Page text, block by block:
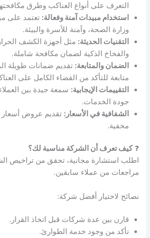
التعرف على أنواع العناكب وطرق
استخدام مبيدات آمنة وفعالة: تعتمد على
وزارة الصحة، وآمنة للأسرة والبيئة.
التقنيات الحديثة: مثل أجهزة الكشف
والفخاخ الذكية لضمان مكافحة شاملة.
الضمان والمتابعة: تقديم ضمانات طويلة
متابعة للتأكد من القضاء الكامل على
التقييمات الإيجابية: سمعة جيدة بين
جودة الخدمات.
الشفافية في الأسعار: تقديم عروض
مخفية.
❓كيف تعرف أن الشركة مناسبة لك؟
اطلب استشارة مجانية، تحقق من تراخيص
مراجعات من عملاء سابقين.
نصائح لاختيار أفضل شركة:
قارن بين عدة شركات قبل اتخاذ القرار.
تأكد من وجود خدمة الطوارئ.